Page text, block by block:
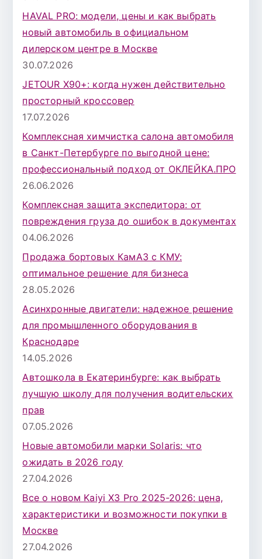
HAVAL PRO: модели, цены и как выбрать
новый автомобиль в официальном
дилерском центре в Москве
30.07.2026
JETOUR X90+: когда нужен действительно
просторный кроссовер
17.07.2026
Комплексная химчистка салона автомобиля
в Санкт-Петербурге по выгодной цене:
профессиональный подход от ОКЛЕЙКА.ПРО
26.06.2026
Комплексная защита экспедитора: от
повреждения груза до ошибок в документах
04.06.2026
Продажа бортовых КамАЗ с КМУ:
оптимальное решение для бизнеса
28.05.2026
Асинхронные двигатели: надежное решение
для промышленного оборудования в
Краснодаре
14.05.2026
Автошкола в Екатеринбурге: как выбрать
лучшую школу для получения водительских
прав
07.05.2026
Новые автомобили марки Solaris: что
ожидать в 2026 году
27.04.2026
Все о новом Kaiyi X3 Pro 2025-2026: цена,
характеристики и возможности покупки в
Москве
27.04.2026